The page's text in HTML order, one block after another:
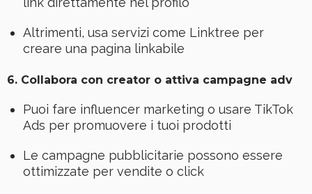
Altrimenti, usa servizi come Linktree per
creare una pagina linkabile
6. Collabora con creator o attiva campagne adv
Puoi fare influencer marketing o usare TikTok
Ads per promuovere i tuoi prodotti
Le campagne pubblicitarie possono essere
ottimizzate per vendite o click